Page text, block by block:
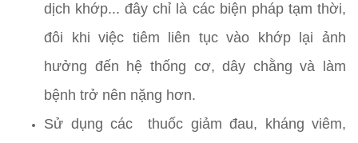
dịch khớp... đây chỉ là các biện pháp tạm thời,
đôi khi việc tiêm liên tục vào khớp lại ảnh
hưởng đến hệ thống cơ, dây chằng và làm
bệnh trở nên nặng hơn.
Sử dụng các thuốc giảm đau, kháng viêm,